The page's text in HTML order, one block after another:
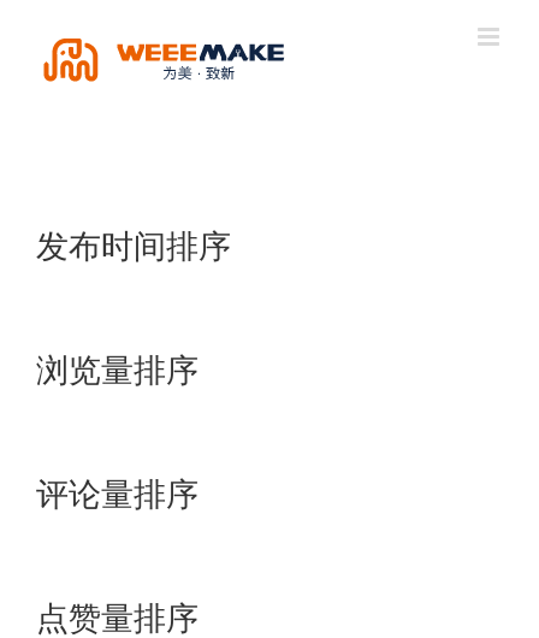
content
发布时间排序
浏览量排序
评论量排序
点赞量排序